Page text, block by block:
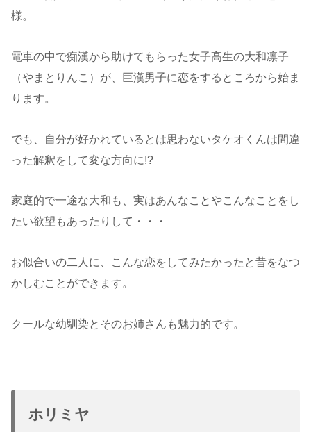
様。
電車の中で痴漢から助けてもらった女子高生の大和凛子
（やまとりんこ）が、巨漢男子に恋をするところから始ま
ります。
でも、自分が好かれているとは思わないタケオくんは間違
った解釈をして変な方向に!?
家庭的で一途な大和も、実はあんなことやこんなことをし
たい欲望もあったりして・・・
お似合いの二人に、こんな恋をしてみたかったと昔をなつ
かしむことができます。
クールな幼馴染とそのお姉さんも魅力的です。
ホリミヤ